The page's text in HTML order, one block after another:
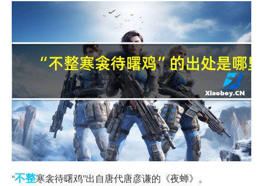
“不整寒衾待曙鸡”出自唐代唐彦谦的《夜蝉》。